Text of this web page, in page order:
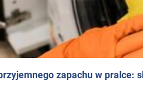
zapachu w pralce: